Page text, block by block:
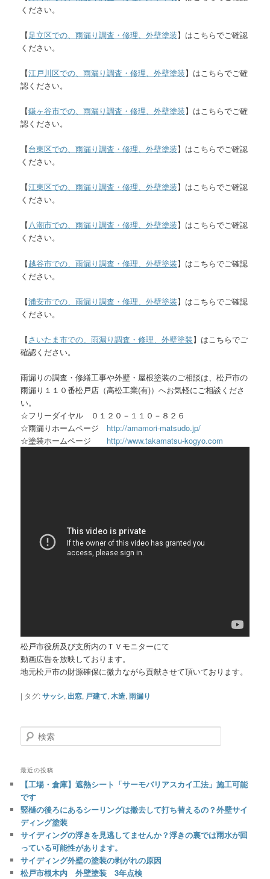
ください。
【足立区での、雨漏り調査・修理、外壁塗装】はこちらでご確認
ください。
【江戸川区での、雨漏り調査・修理、外壁塗装】はこちらでご確
認ください。
【鎌ヶ谷市での、雨漏り調査・修理、外壁塗装】はこちらでご確
認ください。
【台東区での、雨漏り調査・修理、外壁塗装】はこちらでご確認
ください。
【江東区での、雨漏り調査・修理、外壁塗装】はこちらでご確認
ください。
【八潮市での、雨漏り調査・修理、外壁塗装】はこちらでご確認
ください。
【越谷市での、雨漏り調査・修理、外壁塗装】はこちらでご確認
ください。
【浦安市での、雨漏り調査・修理、外壁塗装】はこちらでご確認
ください。
【さいたま市での、雨漏り調査・修理、外壁塗装】はこちらでご
確認ください。
雨漏りの調査・修繕工事や外壁・屋根塗装のご相談は、松戸市の
雨漏り１１０番松戸店（高松工業(有)）へお気軽にご相談くださ
い。
☆フリーダイヤル ０１２０－１１０－８２６
☆雨漏りホームページ http://amamori-matsudo.jp/
☆塗装ホームページ http://www.takamatsu-kogyo.com
松戸市役所及び支所内のＴＶモニターにて
動画広告を放映しております。
地元松戸市の財源確保に微力ながら貢献させて頂いております。
| タグ:サッシ,出窓, 戸建て,木造,雨漏り
検
索
最近の投稿
【工場・倉庫】遮熱シート「サーモバリアスカイ工法」施工可能
です
竪樋の後ろにあるシーリングは撤去して打ち替えるの？外壁サイ
ディング塗装
サイディングの浮きを見逃してませんか？浮きの裏では雨水が回
っている可能性があります。
サイディング外壁の塗装の剥がれの原因
松戸市根木内 外壁塗装 3年点検